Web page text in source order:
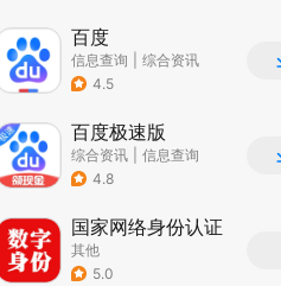
百度
信息查询
综合资讯
4.5
百度极速版
综合资讯
信息查询
4.8
国家网络身份认证
其他
5.0